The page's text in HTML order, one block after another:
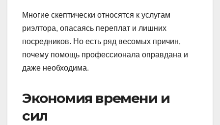
Многие скептически относятся к услугам
риэлтора, опасаясь переплат и лишних
посредников. Но есть ряд весомых причин,
почему помощь профессионала оправдана и
даже необходима.
Экономия времени и
сил